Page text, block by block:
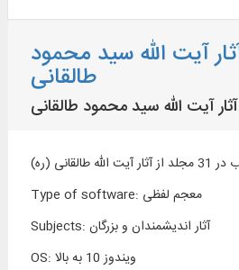
آیت الله سید محمود
طالقانی
آیت الله سید محمود طالقانی
Type of software: معجم لفظی
Subjects: آثار اندیشمندان و بزرگان
OS:
ویندوز 10 به بالا